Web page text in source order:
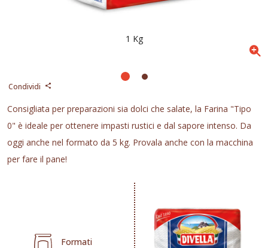
Condividi
Consigliata per preparazioni sia dolci che salate, la Farina "Tipo
0" è ideale per ottenere impasti rustici e dal sapore intenso. Da
oggi anche nel formato da 5 kg. Provala anche con la macchina
per fare il pane!
Formati
1 Kg